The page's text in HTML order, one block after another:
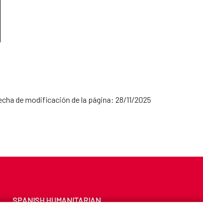
de modificación de la página: 28/11/2025
SPANISH HUMANITARIAN